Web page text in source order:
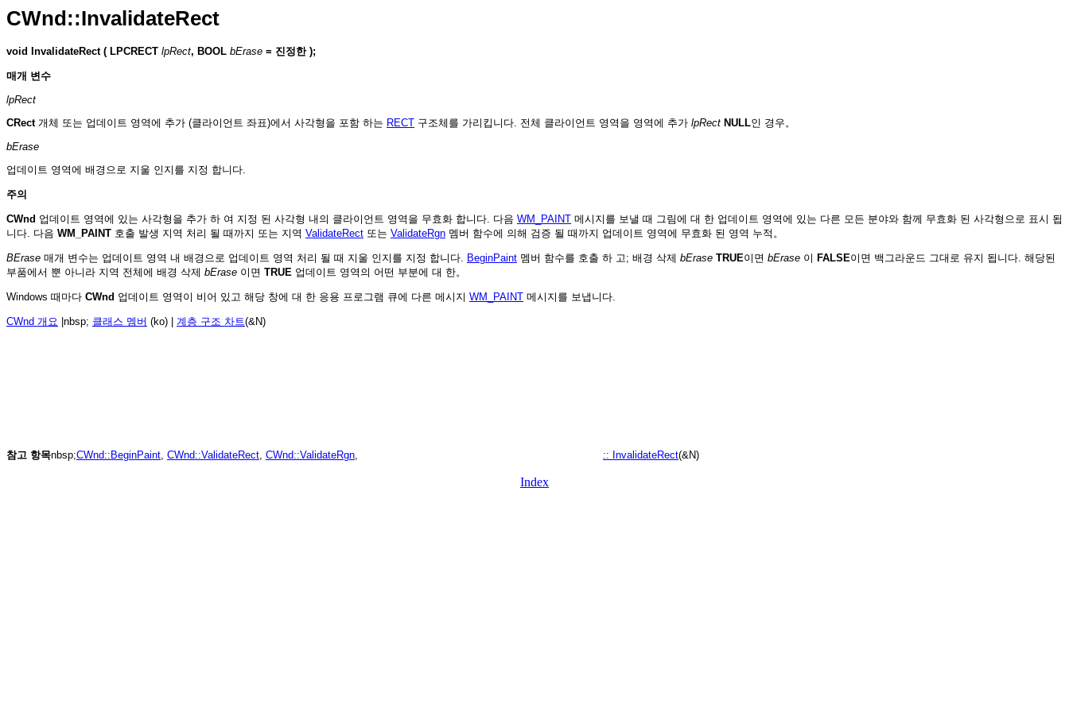
CWnd::InvalidateRect
void InvalidateRect ( LPCRECT lpRect, BOOL bErase = 진정한 );
매개 변수
lpRect
CRect개체 또는 업데이트 영역에 추가 (클라이언트 좌표)에서 사각형을 포함 하는 RECT 구조체를 가리킵니다. 전체 클라이언트 영역을 영역에 추가 lpRect NULL인 경우。
bErase
업데이트 영역에 배경으로 지울 인지를 지정 합니다.
주의
CWnd 업데이트 영역에 있는 사각형을 추가 하 여 지정 된 사각형 내의 클라이언트 영역을 무효화 합니다. 다음 WM_PAINT 메시지를 보낼 때 그림에 대 한 업데이트 영역에 있는 다른 모든 분야와 함께 무효화 된 사각형으로 표시 됩
니다. 다음 WM_PAINT 호출 발생 지역 처리 될 때까지 또는 지역 ValidateRect 또는 ValidateRgn 멤버 함수에 의해 검증 될 때까지 업데이트 영역에 무효화 된 영역 누적。
BErase 매개 변수는 업데이트 영역 내 배경으로 업데이트 영역 처리 될 때 지울 인지를 지정 합니다. BeginPaint 멤버 함수를 호출 하 고; 배경 삭제 bErase TRUE이면 bErase 이 FALSE이면 백그라운드 그대로 유지 됩니다. 해당된
부품에서 뿐 아니라 지역 전체에 배경 삭제 bErase 이면 TRUE 업데이트 영역의 어떤 부분에 대 한。
Windows 때마다 CWnd 업데이트 영역이 비어 있고 해당 창에 대 한 응용 프로그램 큐에 다른 메시지 WM_PAINT 메시지를 보냅니다.
CWnd 개요 |nbsp; 클래스 멤버 (ko) | 계층 구조 차트(&N)
참고 항목nbsp;CWnd::BeginPaint, CWnd::ValidateRect, CWnd::ValidateRgn, :: InvalidateRect(&N)
Index